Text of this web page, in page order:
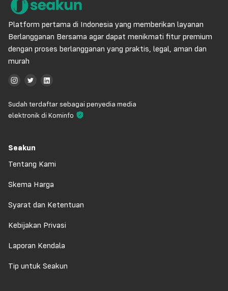
Platform pertama di Indonesia yang memberikan layanan
Berlangganan Bersama agar dapat menikmati fitur premium
dengan proses berlangganan yang praktis, legal, aman dan
murah
Sudah terdaftar sebagai penyedia media
elektronik di Kominfo
Seakun
Tentang Kami
Skema Harga
Syarat dan Ketentuan
Kebijakan Privasi
Laporan Kendala
Tip untuk Seakun